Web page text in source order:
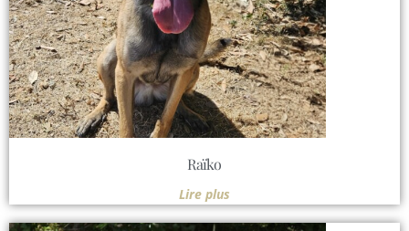
Raïko
Lire plus